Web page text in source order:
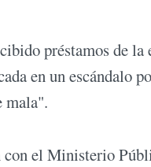
préstamos de
en un escándalo
mala".
con el Ministerio